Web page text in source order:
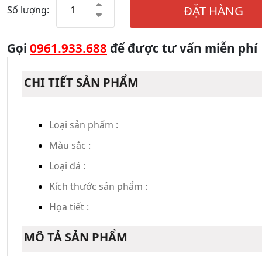
Số lượng: ĐẶT HÀNG
Gọi 0961.933.688 để được tư vấn miễn phí
CHI TIẾT SẢN PHẨM
Loại sản phẩm :
Màu sắc :
Loại đá :
Kích thước sản phẩm :
Họa tiết :
MÔ TẢ SẢN PHẨM